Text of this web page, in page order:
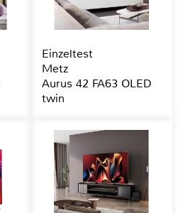
Einzeltest
Metz
Aurus 42 FA63 OLED
twin